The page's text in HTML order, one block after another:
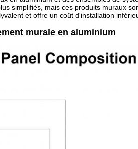
simplifiés, mais ces produits muraux
et offre un coût d'installation
murale en aluminium